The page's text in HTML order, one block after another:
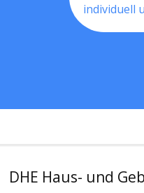
individuell
DHE Haus- und